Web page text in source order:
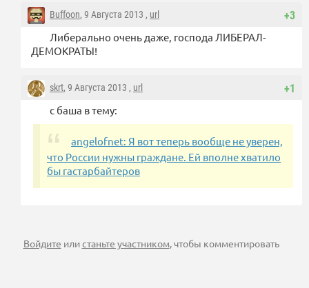
+3
Buffoon, 9 Августа 2013 , url
Либерально очень даже, господа ЛИБЕРАЛ-
ДЕМОКРАТЫ!
+1
skrt, 9 Августа 2013 , url
с баша в тему:
angelofnet: Я вот теперь вообще не уверен,
что России нужны граждане. Ей вполне хватило
бы гастарбайтеров
Войдите илистаньте участником, чтобы комментировать